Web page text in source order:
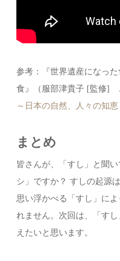
参考：『世界遺産になっ
食』（服部津貴子 [監修]
～日本の自然、人々の知恵
まとめ
皆さんが、「すし」と聞
シ」ですか？ すしの起源
思い浮かべる「すし」に
れません。次回は、「す
えたいと思います。